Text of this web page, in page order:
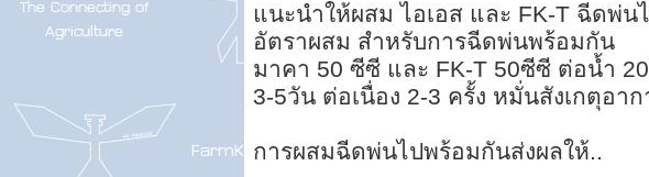
แนะนำให้ผสม ไอเอส และ FK-T ฉีดพ่น
อัตราผสม สำหรับการฉีดพ่นพร้อมกัน
มาคา 50 ซีซี และ FK-T 50ซีซี ต่อน้ำ
3-5วัน ต่อเนื่อง 2-3 ครั้ง หมั่นสังเกตุอาก
การผสมฉีดพ่นไปพร้อมกันส่งผลให้..